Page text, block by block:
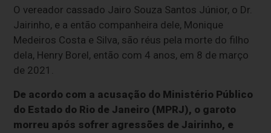
O vereador cassado Jairo Souza Santos Júnior, o Dr.
Jairinho, e a então companheira dele, Monique
Medeiros Costa e Silva, são réus pela morte do filho
dela, Henry Borel, então com 4 anos, em 8 de março
de 2021.
De acordo com a acusação do Ministério Público
do Estado do Rio de Janeiro (MPRJ), o garoto
morreu após sofrer agressões de Jairinho, e